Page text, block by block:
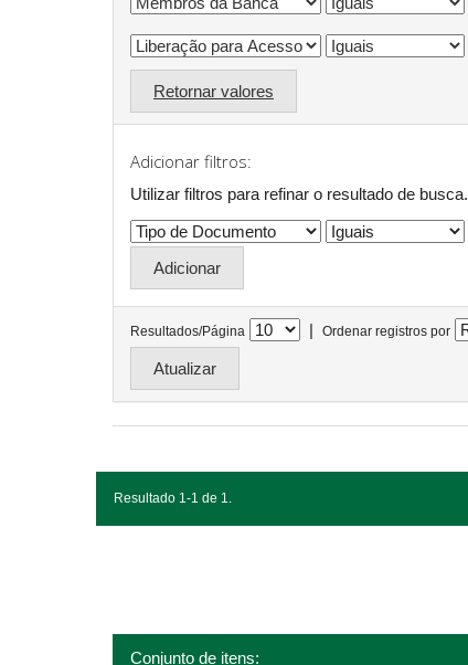
Retornar valores
Adicionar filtros:
Utilizar filtros para refinar o resultado de busca.
Resultados/Página | Ordenar registros por
Resultado 1-1 de 1.
Conjunto de itens: